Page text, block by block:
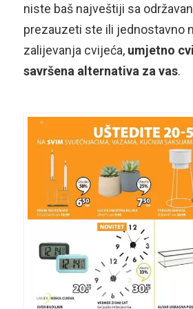
niste baš najveštiji sa
prezauzeti ste ili jednostavno
zalijevanja cvijeća, umjetno
savršena alternativa za vas.